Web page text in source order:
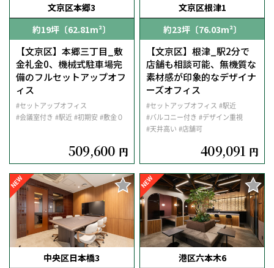
文京区本郷3
約19坪〔62.81m²〕
【文京区】本郷三丁目_敷
金礼金0、機械式駐車場完
備のフルセットアップオフ
ィス
#セットアップオフィス
#会議室付き #駅近 #初期安 #敷金０
509,600 円
文京区根津1
約23坪〔76.03m²〕
【文京区】根津_駅2分で
店舗も相談可能、無機質な
素材感が印象的なデザイナ
ーズオフィス
#セットアップオフィス #駅近
#バルコニー付き #デザイン重視
#天井高い #店舗可
409,091 円
NEW
中央区日本橋3
NEW
港区六本木6